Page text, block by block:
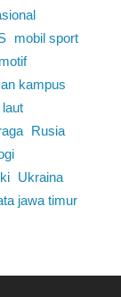
mobil sport
kampus
Rusia
Ukraina
jawa timur